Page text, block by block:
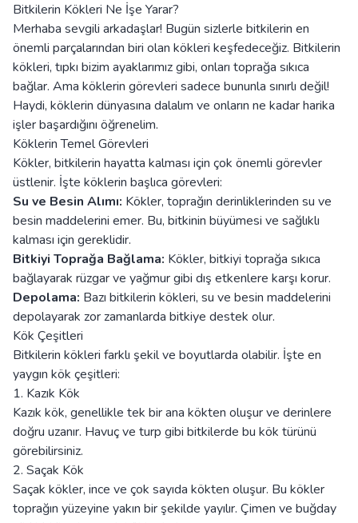
Bitkilerin Kökleri Ne İşe Yarar?
Merhaba sevgili arkadaşlar! Bugün sizlerle bitkilerin en
önemli parçalarından biri olan kökleri keşfedeceğiz. Bitkilerin
kökleri, tıpkı bizim ayaklarımız gibi, onları toprağa sıkıca
bağlar. Ama köklerin görevleri sadece bununla sınırlı değil!
Haydi, köklerin dünyasına dalalım ve onların ne kadar harika
işler başardığını öğrenelim.
Köklerin Temel Görevleri
Kökler, bitkilerin hayatta kalması için çok önemli görevler
üstlenir. İşte köklerin başlıca görevleri:
Su ve Besin Alımı: Kökler, toprağın derinliklerinden su ve
besin maddelerini emer. Bu, bitkinin büyümesi ve sağlıklı
kalması için gereklidir.
Bitkiyi Toprağa Bağlama: Kökler, bitkiyi toprağa sıkıca
bağlayarak rüzgar ve yağmur gibi dış etkenlere karşı korur.
Depolama: Bazı bitkilerin kökleri, su ve besin maddelerini
depolayarak zor zamanlarda bitkiye destek olur.
Kök Çeşitleri
Bitkilerin kökleri farklı şekil ve boyutlarda olabilir. İşte en
yaygın kök çeşitleri:
1. Kazık Kök
Kazık kök, genellikle tek bir ana kökten oluşur ve derinlere
doğru uzanır. Havuç ve turp gibi bitkilerde bu kök türünü
görebilirsiniz.
2. Saçak Kök
Saçak kökler, ince ve çok sayıda kökten oluşur. Bu kökler
toprağın yüzeyine yakın bir şekilde yayılır. Çimen ve buğday